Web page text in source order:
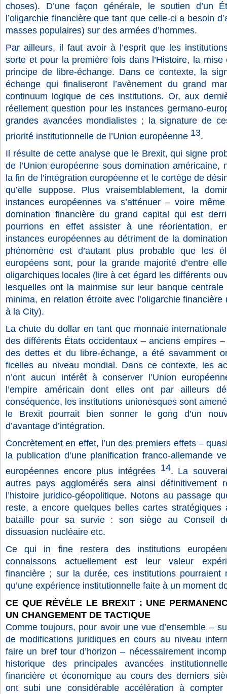
choses). D’une façon générale, le soutien d’un
l’oligarchie financière que tant que celle-ci a besoin
masses populaires) sur des armées d’hommes.
Par ailleurs, il faut avoir à l’esprit que les
sorte et pour la première fois dans l’Histoire, la
principe de libre-échange. Dans ce contexte, la
échange qui finaliseront l’avènement du grand
continuum logique de ces institutions. Or, aux
réellement question pour les instances germano-
grandes avancées mondialistes ; la signature de
priorité institutionnelle de l’Union européenne 13.
Il résulte de cette analyse que le Brexit, qui signe
de l’Union européenne sous domination américaine,
la fin de l’intégration européenne et le cortège de
qu’elle suppose. Plus vraisemblablement, la
instances européennes va s’atténuer – voire
domination financière du grand capital qui est
pourrions en effet assister à une réorientation,
instances européennes au détriment de la
phénomène est d’autant plus probable que les
européens sont, pour la grande majorité d’entre
oligarchiques locales (lire à cet égard les différents
lesquelles ont la mainmise sur leur banque
minima, en relation étroite avec l’oligarchie financière
à la City).
La chute du dollar en tant que monnaie
des différents États occidentaux – anciens empires
des dettes et du libre-échange, a été savamment
ficelles au niveau mondial. Dans ce contexte, les
n’ont aucun intérêt à conserver l’Union
l’empire américain dont elles ont par ailleurs
conséquence, les institutions unionesques sont
le Brexit pourrait bien sonner le gong d’un
d’avantage d’intégration.
Concrètement en effet, l’un des premiers effets –
la publication d’une planification franco-allemande
européennes encore plus intégrées 14. La
autres pays agglomérés sera ainsi définitivement
l’histoire juridico-géopolitique. Notons au passage
reste, a encore quelques belles cartes
bataille pour sa survie : son siège au Conseil
dissuasion nucléaire etc.
Ce qui in fine restera des institutions
connaissons actuellement est leur valeur
financière ; sur la durée, ces institutions pourraient
qu’une expérience institutionnelle faite à un moment
CE QUE RÉVÈLE LE BREXIT : UNE
UN CHANGEMENT DE TACTIQUE
Comme toujours, pour avoir une vue d’ensemble –
de modifications juridiques en cours au niveau
faire un bref tour d’horizon – nécessairement
historique des principales avancées
financière et économique au cours des derniers
ont subi une considérable accélération à